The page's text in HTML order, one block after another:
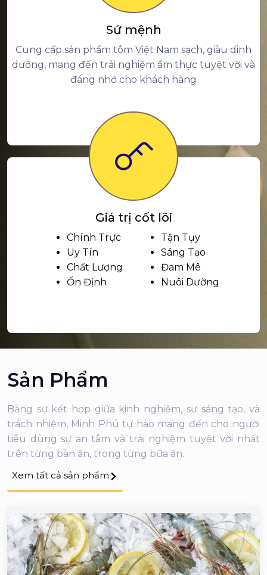
Sứ mệnh
Cung cấp sản phẩm tôm Việt Nam sạch, giàu dinh
dưỡng, mang đến trải nghiệm ẩm thực tuyệt vời và
đáng nhớ cho khách hàng
Giá trị cốt lõi
Chính Trực
Uy Tín
Chất Lượng
Ổn Định
Tận Tụy
Sáng Tạo
Đam Mê
Nuôi Dưỡng
Sản Phẩm
Xem tất cả sản phẩm
Bằng sự kết hợp giữa kinh nghiệm, sự sáng tạo, và
trách nhiệm, Minh Phú tự hào mang đến cho người
tiêu dùng sự an tâm và trải nghiệm tuyệt vời nhất
trên từng bàn ăn, trong từng bữa ăn.